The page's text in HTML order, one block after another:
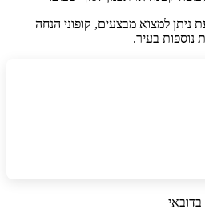
ניתן למצוא מבצעים, קופוני הנחה
נוספות בעיר.